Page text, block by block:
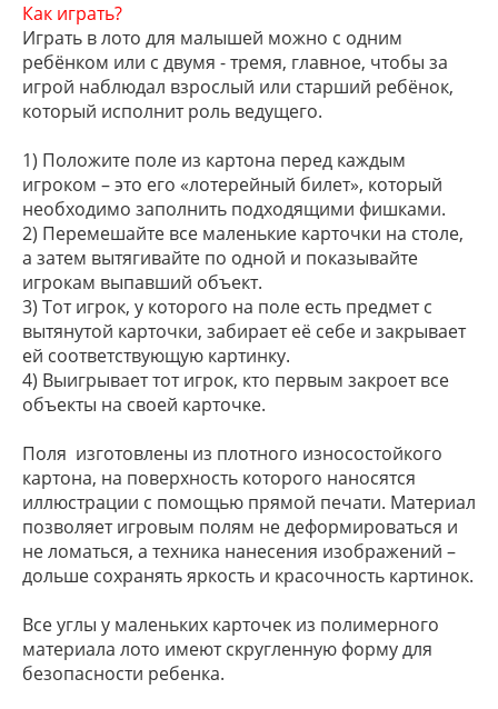
Как играть?
Играть в лото для малышей можно с одним
ребёнком или с двумя - тремя, главное, чтобы за
игрой наблюдал взрослый или старший ребёнок,
который исполнит роль ведущего.
1) Положите поле из картона перед каждым
игроком – это его «лотерейный билет», который
необходимо заполнить подходящими фишками.
2) Перемешайте все маленькие карточки на столе,
а затем вытягивайте по одной и показывайте
игрокам выпавший объект.
3) Тот игрок, у которого на поле есть предмет с
вытянутой карточки, забирает её себе и закрывает
ей соответствующую картинку.
4) Выигрывает тот игрок, кто первым закроет все
объекты на своей карточке.
Поля изготовлены из плотного износостойкого
картона, на поверхность которого наносятся
иллюстрации с помощью прямой печати. Материал
позволяет игровым полям не деформироваться и
не ломаться, а техника нанесения изображений –
дольше сохранять яркость и красочность картинок.
Все углы у маленьких карточек из полимерного
материала лото имеют скругленную форму для
безопасности ребенка.